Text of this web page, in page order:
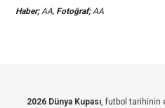
Haber;AA, Fotoğraf;AA
2026 Dünya Kupası, futbol tarihinin